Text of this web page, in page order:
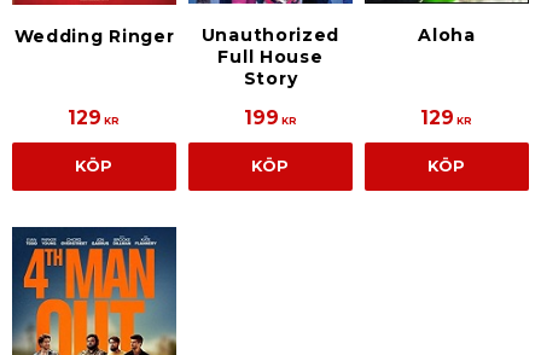
Wedding Ringer
129 KR
KÖP
Unauthorized
Full House
Story
199 KR
KÖP
Aloha
129 KR
KÖP